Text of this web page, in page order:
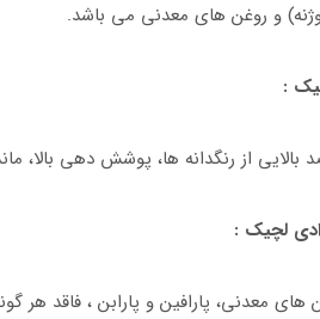
و روغن های معدنی می باشد.
:
از رنگدانه ها، پوشش دهی بالا،
لچیک :
های معدنی، پارافین و پارابن ، فاقد هر